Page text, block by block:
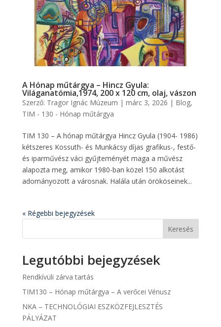
A Hónap műtárgya – Hincz Gyula:
Világanatómia,1974, 200 x 120 cm, olaj, vászon
Szerző: Tragor Ignác Múzeum | márc 3, 2026 | Blog,
TIM - 130 - Hónap műtárgya
TIM 130 – A hónap műtárgya Hincz Gyula (1904- 1986)
kétszeres Kossuth- és Munkácsy díjas grafikus-, festő-
és iparművész váci gyűjteményét maga a művész
alapozta meg, amikor 1980-ban közel 150 alkotást
adományozott a városnak. Halála után örököseinek...
« Régebbi bejegyzések
Keresés
Legutóbbi bejegyzések
Rendkívüli zárva tartás
TIM130 – Hónap műtárgya – A verőcei Vénusz
NKA – TECHNOLÓGIAI ESZKÖZFEJLESZTÉS
PÁLYÁZAT